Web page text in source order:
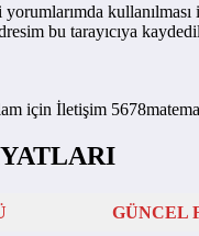
kullanılması
bu tarayıcıya
için İletişim
GÜNCEL